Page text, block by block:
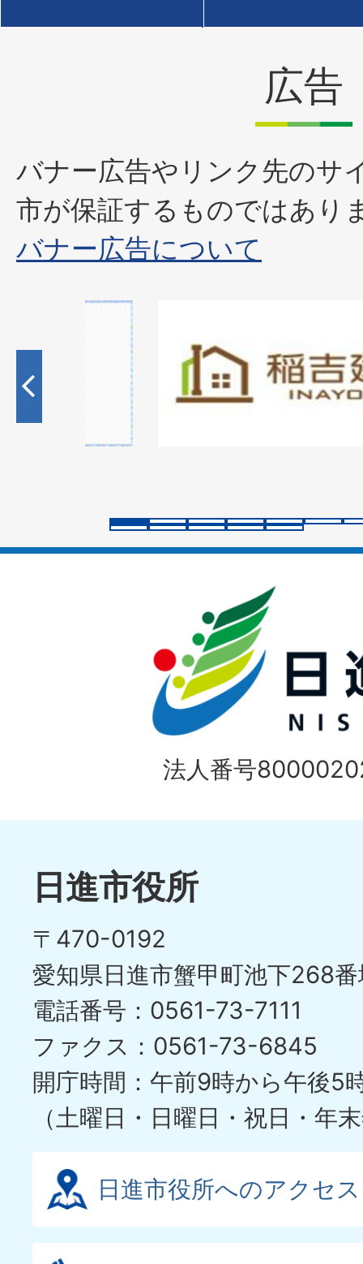
広告
バナー広告やリンク先のサ
市が保証するものではあり
バナー広告について
枚
目
ラ
イ
法人番号
日進市役所
〒470-0192
愛知県日進市蟹甲町池下268
電話番号：0561-73-7111
ファクス：0561-73-6845
開庁時間：午前9時から午後5
（土曜日・日曜日・祝日・年
日進市役所へのアクセス